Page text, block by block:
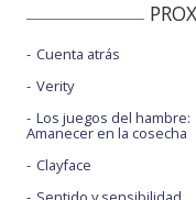
Cuenta atrás
Verity
Los juegos del hambre:
Amanecer en la cosecha
Clayface